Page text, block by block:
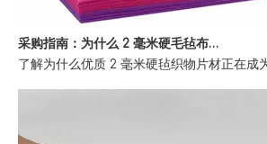
了解为什么优质 2 毫米硬毡织物片材正在成